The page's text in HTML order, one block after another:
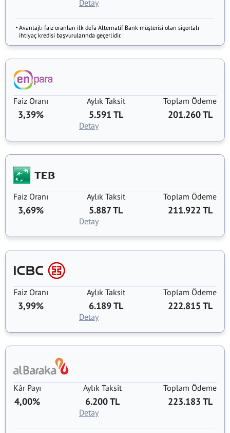
Detay
Avantajlı faiz oranları ilk defa Alternatif Bank müşterisi olan sigortalı
ihtiyaç kredisi başvurularında geçerlidir.
Faiz Oranı
3,39%
Aylık Taksit
5.591 TL
Toplam Ödeme
201.260 TL
Detay
Faiz Oranı
3,69%
Aylık Taksit
5.887 TL
Toplam Ödeme
211.922 TL
Detay
Faiz Oranı
3,99%
Aylık Taksit
6.189 TL
Toplam Ödeme
222.815 TL
Detay
Kâr Payı
4,00%
Aylık Taksit
6.200 TL
Toplam Ödeme
223.183 TL
Detay